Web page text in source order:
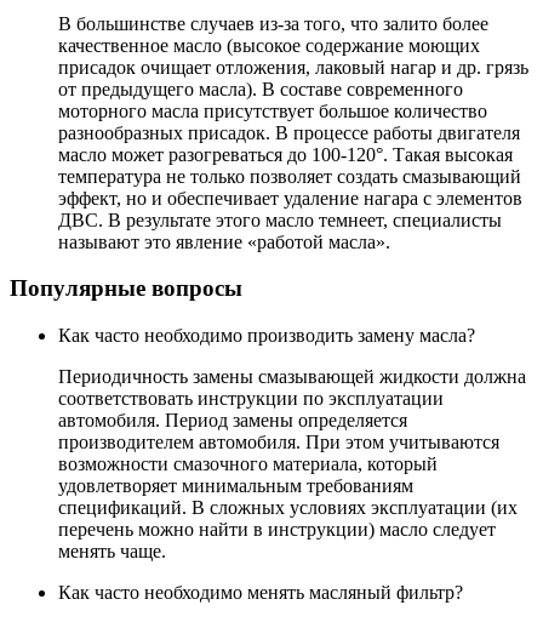
В большинстве случаев из-за того, что залито более
качественное масло (высокое содержание моющих
присадок очищает отложения, лаковый нагар и др. грязь
от предыдущего масла). В составе современного
моторного масла присутствует большое количество
разнообразных присадок. В процессе работы двигателя
масло может разогреваться до 100-120°. Такая высокая
температура не только позволяет создать смазывающий
эффект, но и обеспечивает удаление нагара с элементов
ДВС. В результате этого масло темнеет, специалисты
называют это явление «работой масла».
Популярные вопросы
Как часто необходимо производить замену масла?
Периодичность замены смазывающей жидкости должна
соответствовать инструкции по эксплуатации
автомобиля. Период замены определяется
производителем автомобиля. При этом учитываются
возможности смазочного материала, который
удовлетворяет минимальным требованиям
спецификаций. В сложных условиях эксплуатации (их
перечень можно найти в инструкции) масло следует
менять чаще.
Как часто необходимо менять масляный фильтр?